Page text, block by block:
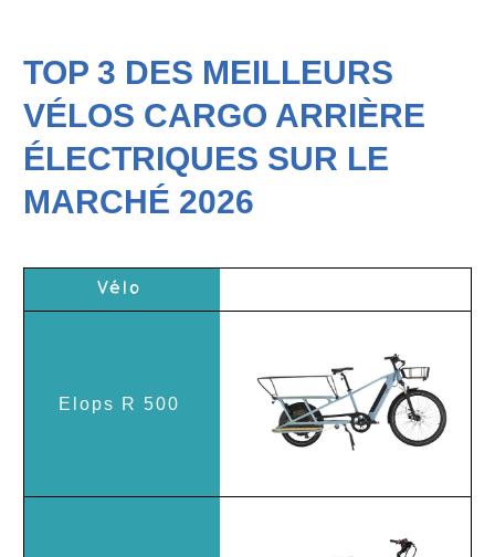
TOP 3 DES MEILLEURS
VÉLOS CARGO ARRIÈRE
ÉLECTRIQUES SUR LE
MARCHÉ 2026